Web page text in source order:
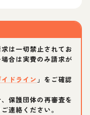
は一切禁止されてお
合は実費のみ請求が
ドライン 」をご確認
保護団体の再審査を
連絡ください。